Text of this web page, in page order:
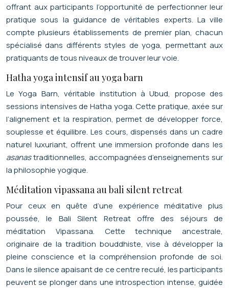
offrant aux participants l’opportunité de perfectionner leur
pratique sous la guidance de véritables experts. La ville
compte plusieurs établissements de premier plan, chacun
spécialisé dans différents styles de yoga, permettant aux
pratiquants de tous niveaux de trouver leur voie.
Hatha yoga intensif au yoga barn
Le Yoga Barn, véritable institution à Ubud, propose des
sessions intensives de Hatha yoga. Cette pratique, axée sur
l’alignement et la respiration, permet de développer force,
souplesse et équilibre. Les cours, dispensés dans un cadre
naturel luxuriant, offrent une immersion profonde dans les
asanastraditionnelles, accompagnées d’enseignements sur
la philosophie yogique.
Méditation vipassana au bali silent retreat
Pour ceux en quête d’une expérience méditative plus
poussée, le Bali Silent Retreat offre des séjours de
méditation Vipassana. Cette technique ancestrale,
originaire de la tradition bouddhiste, vise à développer la
pleine conscience et la compréhension profonde de soi.
Dans le silence apaisant de ce centre reculé, les participants
peuvent se plonger dans une introspection intense, guidée